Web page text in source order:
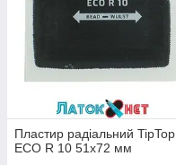
Пластир радіальний TipTop
ECO R 10 51х72 мм